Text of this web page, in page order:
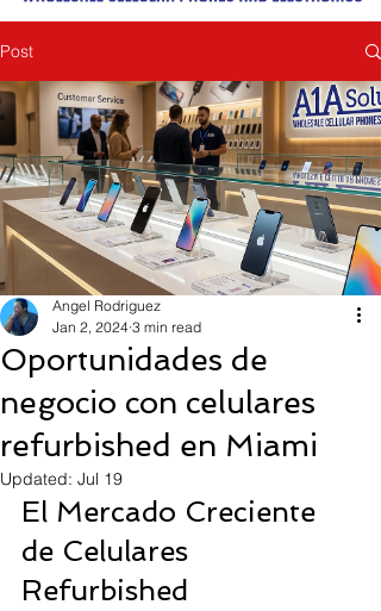
Post
Oportunidades de
negocio con celulares
refurbished en Miami
Angel Rodriguez
Jan 2, 2024 3 min read
Updated: Jul 19
El Mercado Creciente
de Celulares
Refurbished